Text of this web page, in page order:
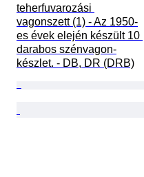
teherfuvarozási
vagonszett (1) - Az 1950-
es évek elején készült 10
darabos szénvagon-
készlet. - DB, DR (DRB)